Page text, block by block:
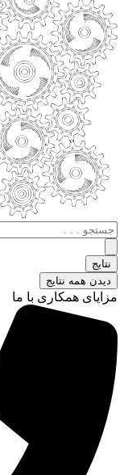
جستجو
.
.
.
نتایج
دیدن همه نتایج
مزایای همکاری با ما